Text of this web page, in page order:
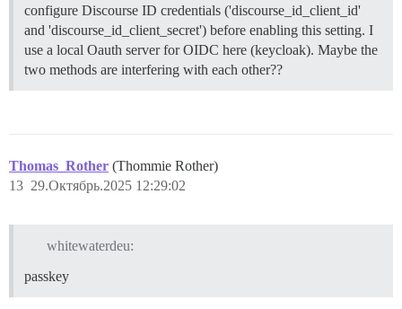
configure Discourse ID credentials ('discourse_id_client_id'
and 'discourse_id_client_secret') before enabling this setting. I
use a local Oauth server for OIDC here (keycloak). Maybe the
two methods are interfering with each other??
Thomas_Rother (Thommie Rother)
29.Октябрь.2025 12:29:02
13
whitewaterdeu:
passkey